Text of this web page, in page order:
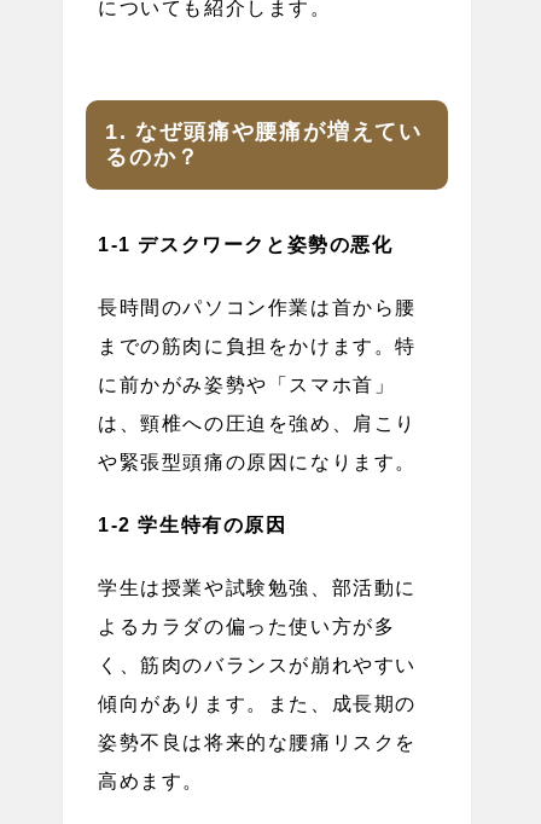
についても紹介します。
1. なぜ頭痛や腰痛が増えてい
るのか？
1-1 デスクワークと姿勢の悪化
長時間のパソコン作業は首から腰
までの筋肉に負担をかけます。特
に前かがみ姿勢や「スマホ首」
は、頸椎への圧迫を強め、肩こり
や緊張型頭痛の原因になります。
1-2 学生特有の原因
学生は授業や試験勉強、部活動に
よるカラダの偏った使い方が多
く、筋肉のバランスが崩れやすい
傾向があります。また、成長期の
姿勢不良は将来的な腰痛リスクを
高めます。